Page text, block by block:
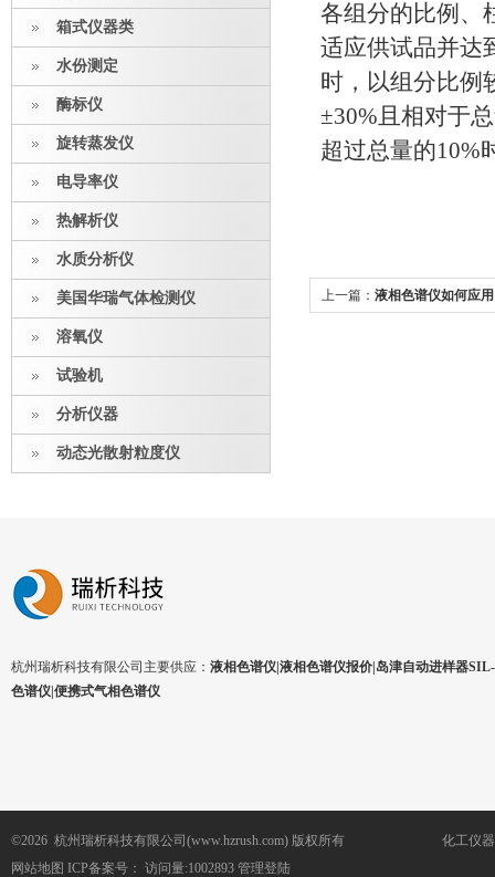
箱式仪器类
水份测定
酶标仪
旋转蒸发仪
电导率仪
热解析仪
水质分析仪
美国华瑞气体检测仪
溶氧仪
试验机
分析仪器
动态光散射粒度仪
各组分的比例、
适应供试品并达
时，以组分比例
±30%且相对于
超过总量的10%
上一篇： 液相色谱仪如何应用
杭州瑞析科技有限公司主要供应： 液相色谱仪|液相色谱仪报价|岛津自动进样器
色谱仪|便携式气相色谱仪
©2026 杭州瑞析科技有限公司(www.hzrush.com) 版权所有
网站地图 ICP备案号： 访问量:1002893 管理登陆
化工仪